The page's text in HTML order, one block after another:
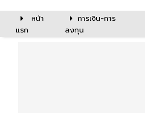
หน้า
แรก
การเงิน-การ
ลงทุน